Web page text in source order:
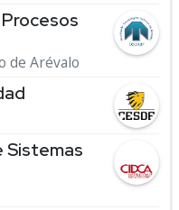
de Arévalo
Sistemas